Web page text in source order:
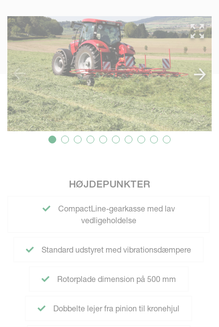
HØJDEPUNKTER
CompactLine-gearkasse med lav
vedligeholdelse
Standard udstyret med vibrationsdæmpere
Rotorplade dimension på 500 mm
Dobbelte lejer fra pinion til kronehjul